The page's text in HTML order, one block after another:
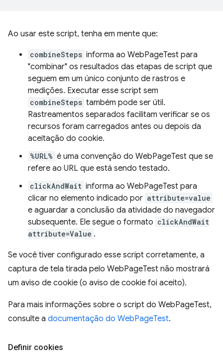
Ao usar este script, tenha em mente que:
combineSteps informa ao WebPageTest para
"combinar" os resultados das etapas de script que
seguem em um único conjunto de rastros e
medições. Executar esse script sem
combineSteps também pode ser útil.
Rastreamentos separados facilitam verificar se os
recursos foram carregados antes ou depois da
aceitação do cookie.
%URL% é uma convenção do WebPageTest que se
refere ao URL que está sendo testado.
clickAndWait informa ao WebPageTest para
clicar no elemento indicado por attribute=value
e aguardar a conclusão da atividade do navegador
subsequente. Ele segue o formato clickAndWait
attribute=Value .
Se você tiver configurado esse script corretamente, a
captura de tela tirada pelo WebPageTest não mostrará
um aviso de cookie (o aviso de cookie foi aceito).
Para mais informações sobre o script do WebPageTest,
consulte a documentação do WebPageTest.
Definir cookies